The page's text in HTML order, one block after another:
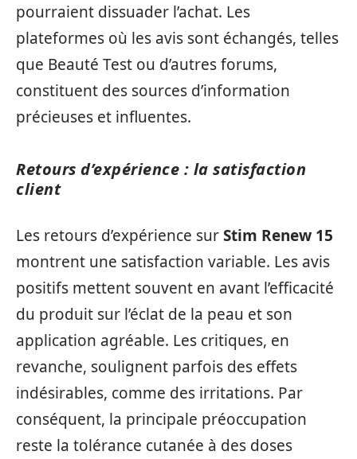
pourraient dissuader l’achat. Les
plateformes où les avis sont échangés, telles
que Beauté Test ou d’autres forums,
constituent des sources d’information
précieuses et influentes.
Retours d’expérience : la satisfaction
client
Les retours d’expérience surStim Renew 15
montrent une satisfaction variable. Les avis
positifs mettent souvent en avant l’efficacité
du produit sur l’éclat de la peau et son
application agréable. Les critiques, en
revanche, soulignent parfois des effets
indésirables, comme des irritations. Par
conséquent, la principale préoccupation
reste la tolérance cutanée à des doses